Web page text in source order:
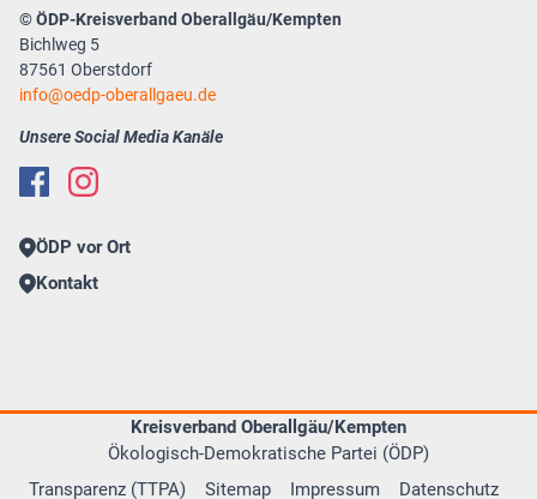
© ÖDP-Kreisverband Oberallgäu/Kempten
Bichlweg 5
87561 Oberstdorf
info
oedp-oberallgaeu.de
Unsere Social Media Kanäle
ÖDP vor Ort
Kontakt
Kreisverband Oberallgäu/Kempten
Ökologisch-Demokratische Partei (ÖDP)
Transparenz (TTPA)
Sitemap Impressum Datenschutz